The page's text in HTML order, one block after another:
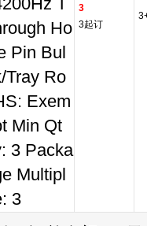
T
Ho
Pin Bul
Tray Ro
Exem
Min Qt
3 Packa
Multipl
3
3
3起订